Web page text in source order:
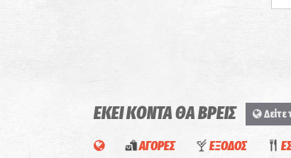
ΕΚΕΙ ΚΟΝΤΑ ΘΑ ΒΡΕΙΣ
ΑΓΟΡΕΣ ΕΞΟΔΟΣ